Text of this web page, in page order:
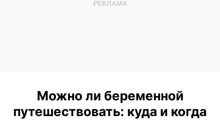
Можно ли беременной
путешествовать: куда и когда